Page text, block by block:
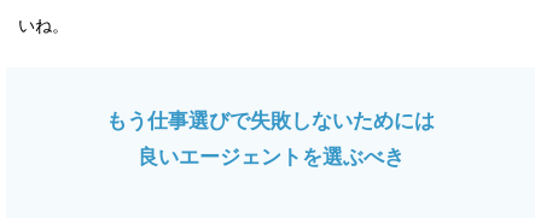
いね。
もう仕事選びで失敗しないためには
良いエージェントを選ぶべき